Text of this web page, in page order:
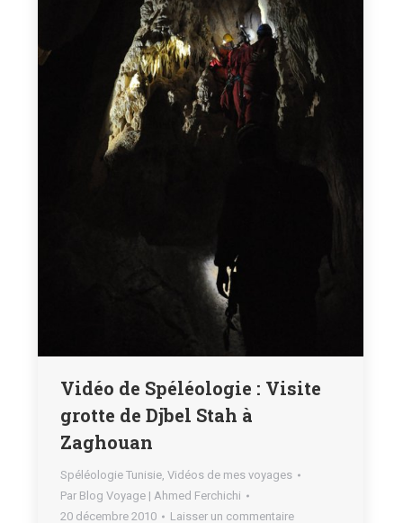
Vidéo de Spéléologie : Visite
grotte de Djbel Stah à
Zaghouan
Spéléologie Tunisie,Vidéos de mes voyages
Par Blog Voyage | Ahmed Ferchichi
20 décembre 2010
Laisser un commentaire